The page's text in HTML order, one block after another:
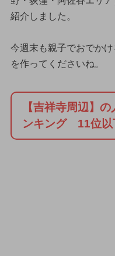
紹介しました。
今週末も親子でおでか
を作ってくださいね。
【吉祥寺周辺】
ンキング 11位以